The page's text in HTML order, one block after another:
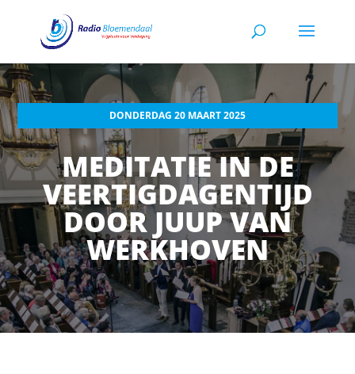
DONDERDAG 20 MAART 2025
MEDITATIE IN DE
VEERTIGDAGENTIJD
DOOR JUUP VAN
WERKHOVEN